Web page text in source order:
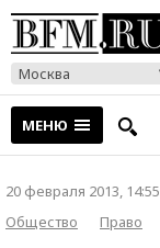
Москва
МЕНЮ
20 февраля 2013, 14:55
Общество
Право